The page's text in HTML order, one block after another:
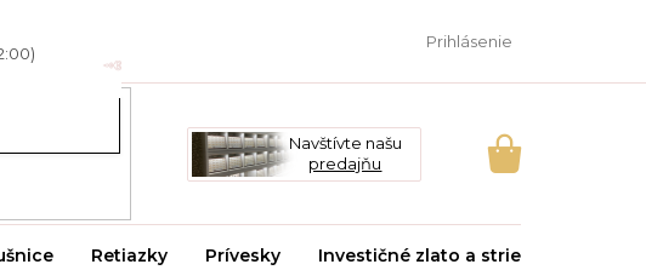
Prihlásenie
Navštívte našu
predajňu
NÁKUPNÝ
Retiazky Prívesky Investičné zlato a striebro